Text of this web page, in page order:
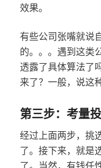
效果。
有些公司张嘴就说
的。。。遇到这类
透露了具体算法了
来了？一般，说这
第三步：考量
经过上面两步，挑
了。接下来，就是